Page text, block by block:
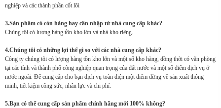
nghiệp và các thành phần cốt lõi
3.Sản phẩm có còn hàng hay cần nhập từ nhà cung cấp khác?
Chúng tôi có lượng hàng tồn kho lớn và nhà kho riêng.
4.Chúng tôi có những lợi thế gì so với các nhà cung cấp khác?
Công ty chúng tôi có lượng hàng tồn kho lớn và một số kho hàng, đồng thời có văn phòng
tại các tỉnh và thành phố công nghiệp quan trọng của đất nước và một số điểm dịch vụ ở
nước ngoài. Để cung cấp cho bạn dịch vụ toàn diện một điểm dừng về sản xuất thông
minh, tiết kiệm công sức, nhân lực và chi phí.
5.Bạn có thể cung cấp sản phẩm chính hãng mới 100% không?